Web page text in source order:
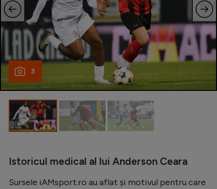
Formula 1
Gimnastică
Auto
Ciclism
Alte sporturi
JO 2024
3
Istoricul medical al lui Anderson Ceara
Sursele iAMsport.ro au aflat și motivul pentru care